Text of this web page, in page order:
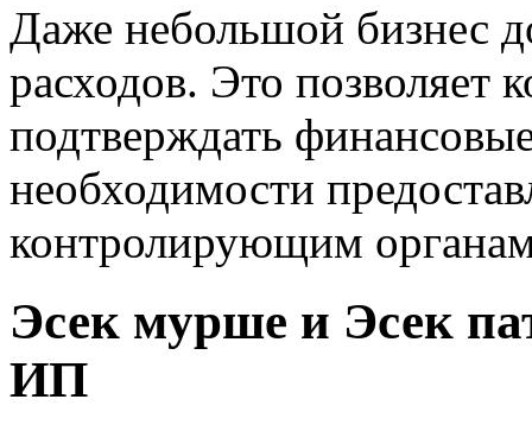
Даже небольшой бизнес
расходов. Это позволяет
подтверждать
необходимости
контролирующим
Эсек мурше и Эсек
ИП